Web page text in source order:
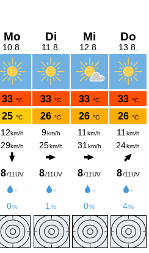
Mo
10.8.
33 °C
25 °C
12km/h
29km/h
8/11UV
-
0%
Di
11.8.
33 °C
26 °C
9km/h
25km/h
8/11UV
-
1 %
Mi
12.8.
33 °C
26 °C
11 km/h
31 km/h
8/11UV
-
0%
Do
13.8.
33 °C
26 °C
11 km/h
24km/h
8/11UV
-
4%